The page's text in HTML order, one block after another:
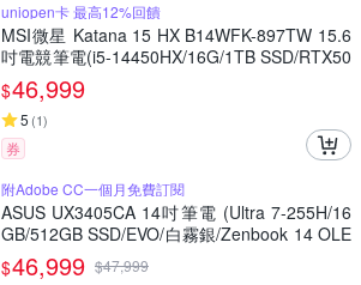
uniopen卡 最高12%回饋
MSI微星 Katana 15 HX B14WFK-897TW 15.6
吋電競筆電(i5-14450HX/16G/1TB SSD/RTX50
60-8G/Win11)
$46,999
5 (1)
券
附Adobe CC一個月免費訂閱
ASUS UX3405CA 14吋筆電 (Ultra 7-255H/16
GB/512GB SSD/EVO/白霧銀/Zenbook 14 OLE
D)
$46,999 $47,999